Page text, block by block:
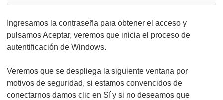
Ingresamos la contraseña para obtener el acceso y
pulsamos Aceptar, veremos que inicia el proceso de
autentificación de Windows.
Veremos que se despliega la siguiente ventana por
motivos de seguridad, si estamos convencidos de
conectarnos damos clic en Sí y si no deseamos que